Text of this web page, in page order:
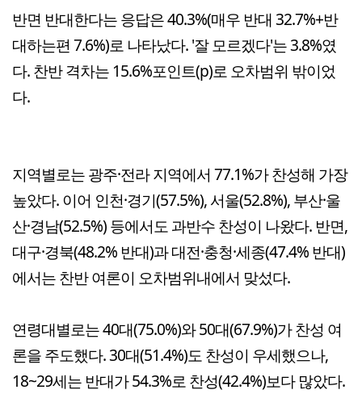
반면 반대한다는 응답은 40.3%(매우 반대 32.7%+반
대하는편 7.6%)로 나타났다. '잘 모르겠다'는 3.8%였
다. 찬반 격차는 15.6%포인트(p)로 오차범위 밖이었
다.
지역별로는 광주·전라 지역에서 77.1%가 찬성해 가장
높았다. 이어 인천·경기(57.5%), 서울(52.8%), 부산·울
산·경남(52.5%) 등에서도 과반수 찬성이 나왔다. 반면,
대구·경북(48.2% 반대)과 대전·충청·세종(47.4% 반대)
에서는 찬반 여론이 오차범위내에서 맞섰다.
연령대별로는 40대(75.0%)와 50대(67.9%)가 찬성 여
론을 주도했다. 30대(51.4%)도 찬성이 우세했으나,
18~29세는 반대가 54.3%로 찬성(42.4%)보다 많았다.